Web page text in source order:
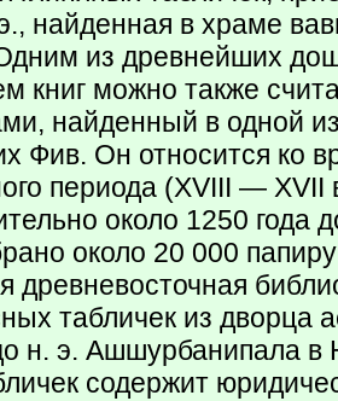
найденная в храме
из древнейших
книг можно также
найденный в одной
Фив. Он относится ко
периода (XVIII — XVII
около 1250 года
около 20 000
древневосточная
табличек из дворца
н. э. Ашшурбанипала в
содержит